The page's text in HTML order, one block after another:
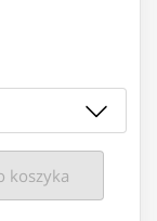
koszyka